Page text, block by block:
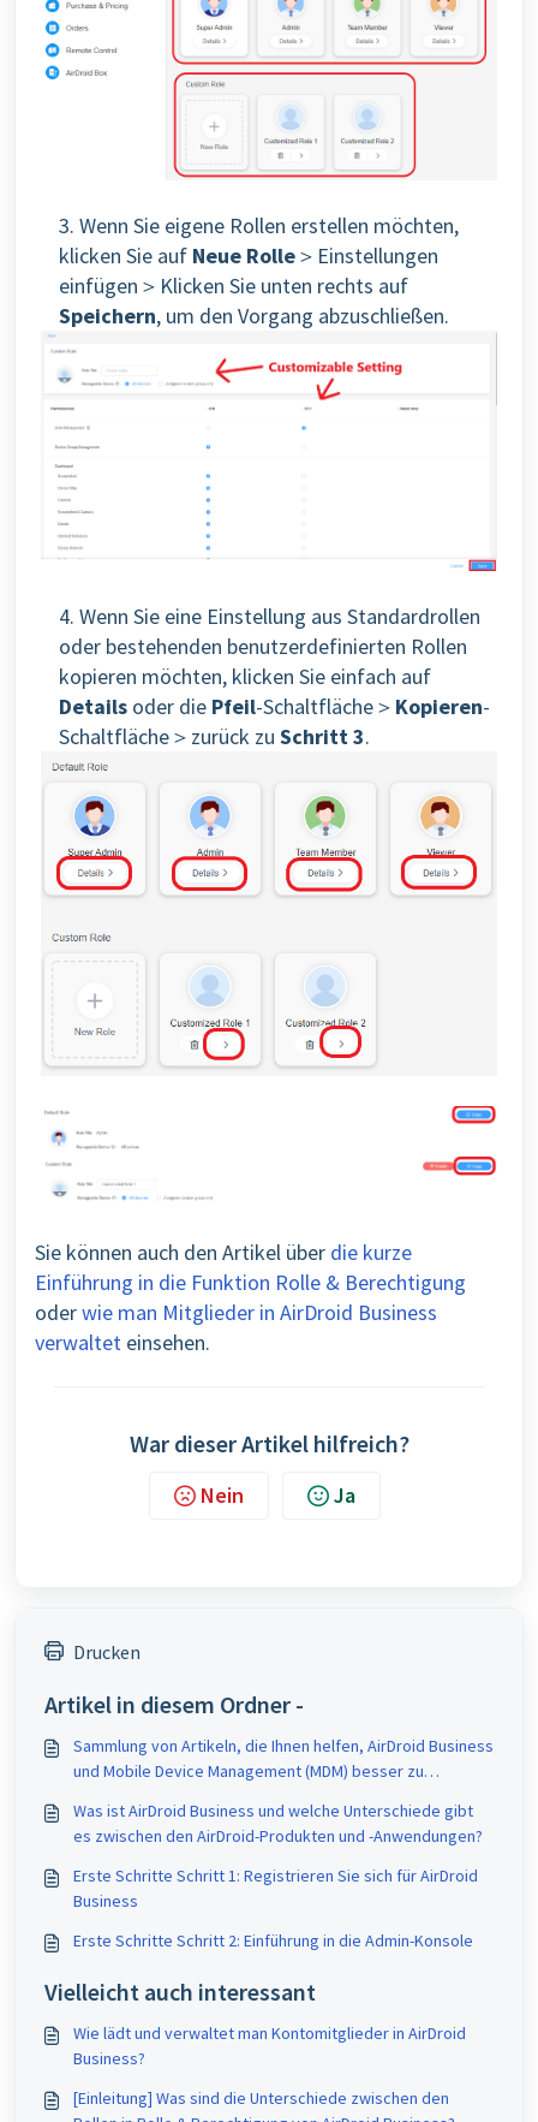
3. Wenn Sie eigene Rollen erstellen möchten,
klicken Sie auf Neue Rolle＞Einstellungen
einfügen＞Klicken Sie unten rechts auf
Speichern, um den Vorgang abzuschließen.
4. Wenn Sie eine Einstellung aus Standardrollen
oder bestehenden benutzerdefinierten Rollen
kopieren möchten, klicken Sie einfach auf
Details oder die Pfeil-Schaltfläche＞ Kopieren-
Schaltfläche＞zurück zu Schritt 3.
Sie können auch den Artikel über die kurze
Einführung in die Funktion Rolle & Berechtigung
oderwie man Mitglieder in AirDroid Business
verwaltet einsehen.
War dieser Artikel hilfreich?
Nein Ja
Drucken
Artikel in diesem Ordner -
Sammlung von Artikeln, die Ihnen helfen, AirDroid Business
und Mobile Device Management (MDM) besser zu
Was ist AirDroid Business und welche Unterschiede gibt
es zwischen den AirDroid-Produkten und -Anwendungen?
Erste Schritte Schritt 1: Registrieren Sie sich für AirDroid
Business
Erste Schritte Schritt 2: Einführung in die Admin-Konsole
Vielleicht auch interessant
Wie lädt und verwaltet man Kontomitglieder in AirDroid
Business?
[Einleitung] Was sind die Unterschiede zwischen den